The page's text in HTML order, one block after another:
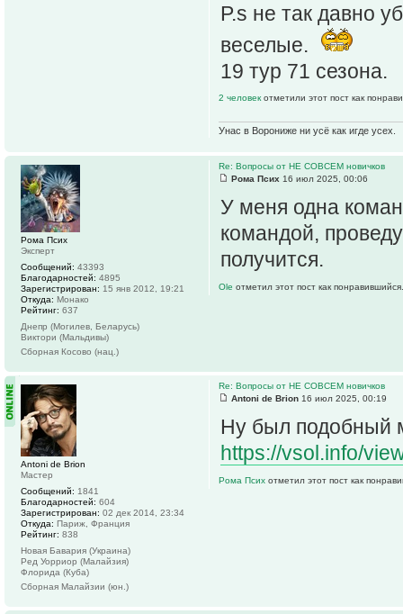
P.s не так давно
веселые.
19 тур 71 сезона.
2 человекотметили этот пост как
Унас в Ворониже ни усё как игде усех.
Re: Вопросы от НЕ СОВСЕМ новичков
Рома Псих 16 июл 2025, 00:06
У меня одна
командой,
получится.
Ole отметил этот пост как понравившийся.
Рома Псих
Эксперт
Сообщений: 43393
Благодарностей: 4895
Зарегистрирован: 15 янв 2012, 19:21
Откуда: Монако
Рейтинг: 637
Днепр (Могилев, Беларусь)
Виктори (Мальдивы)
Сборная Косово (нац.)
Re: Вопросы от НЕ СОВСЕМ новичков
Antoni de Brion 16 июл 2025, 00:19
Ну был подобный
https://vsol.info/
Рома Псих отметил этот пост как
Antoni de Brion
Мастер
Сообщений: 1841
Благодарностей: 604
Зарегистрирован: 02 дек 2014, 23:34
Откуда: Париж, Франция
Рейтинг: 838
Новая Бавария (Украина)
Ред Уорриор (Малайзия)
Флорида (Куба)
Сборная Малайзии (юн.)